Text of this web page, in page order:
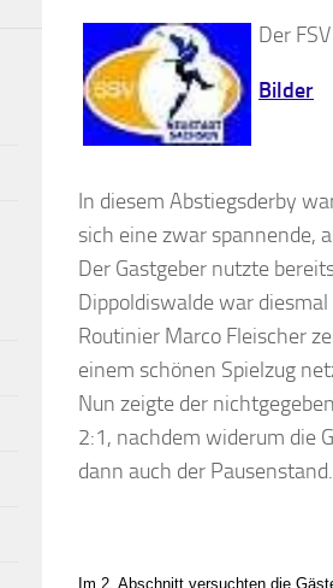
Der
Bilder
In diesem Abstiegsderby
sich eine zwar spannende,
Der Gastgeber nutzte
Dippoldiswalde war
Routinier Marco Fleischer
einem schönen Spielzug
Nun zeigte der
2:1, nachdem widerum die
dann auch der Pausenstand.
Im 2. Abschnitt versuchten die